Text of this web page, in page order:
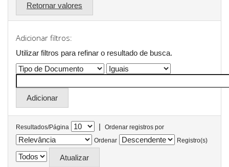
Retornar valores
Adicionar filtros:
Utilizar filtros para refinar o resultado de busca.
Resultados/Página |
Ordenar registros por
Ordenar
Registro(s)